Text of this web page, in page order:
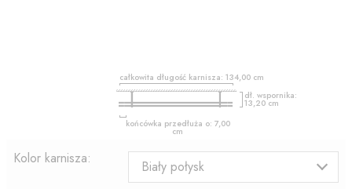
całkowita długość karnisza: 134,00cm
dł. wspornika:
13,20cm
końcówka przedłuża o: 7,00
cm
Kolor karnisza:
Biały połysk